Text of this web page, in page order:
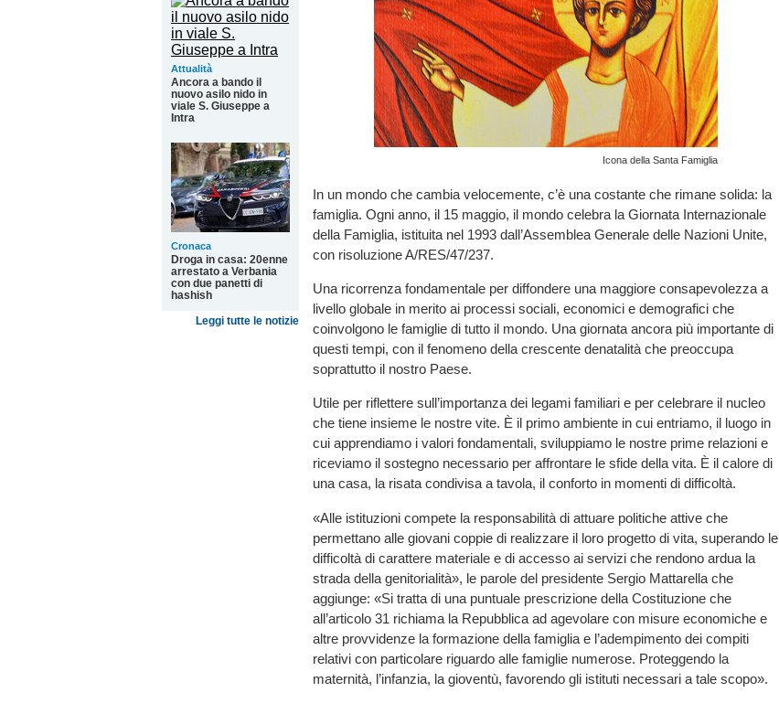
Attualità
Ancora a bando il
nuovo asilo nido in
viale S. Giuseppe a
Intra
Cronaca
Droga in casa: 20enne
arrestato a Verbania
con due panetti di
hashish
Leggi tutte le notizie
Icona della Santa Famiglia
In un mondo che cambia velocemente, c’è una costante che rimane solida: la
famiglia. Ogni anno, il 15 maggio, il mondo celebra la Giornata Internazionale
della Famiglia, istituita nel 1993 dall’Assemblea Generale delle Nazioni Unite,
con risoluzione A/RES/47/237.
Una ricorrenza fondamentale per diffondere una maggiore consapevolezza a
livello globale in merito ai processi sociali, economici e demografici che
coinvolgono le famiglie di tutto il mondo. Una giornata ancora più importante di
questi tempi, con il fenomeno della crescente denatalità che preoccupa
soprattutto il nostro Paese.
Utile per riflettere sull’importanza dei legami familiari e per celebrare il nucleo
che tiene insieme le nostre vite. È il primo ambiente in cui entriamo, il luogo in
cui apprendiamo i valori fondamentali, sviluppiamo le nostre prime relazioni e
riceviamo il sostegno necessario per affrontare le sfide della vita. È il calore di
una casa, la risata condivisa a tavola, il conforto in momenti di difficoltà.
«Alle istituzioni compete la responsabilità di attuare politiche attive che
permettano alle giovani coppie di realizzare il loro progetto di vita, superando le
difficoltà di carattere materiale e di accesso ai servizi che rendono ardua la
strada della genitorialità», le parole del presidente Sergio Mattarella che
aggiunge: «Si tratta di una puntuale prescrizione della Costituzione che
all’articolo 31 richiama la Repubblica ad agevolare con misure economiche e
altre provvidenze la formazione della famiglia e l’adempimento dei compiti
relativi con particolare riguardo alle famiglie numerose. Proteggendo la
maternità, l’infanzia, la gioventù, favorendo gli istituti necessari a tale scopo».